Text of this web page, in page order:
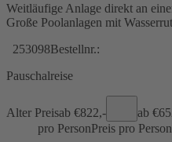
Weitläufige Anlage direkt an
Große Poolanlagen mit
253098Bestellnr.:
Pauschalreise
Alter Preisab €822,- ab €
pro PersonPreis pro Person